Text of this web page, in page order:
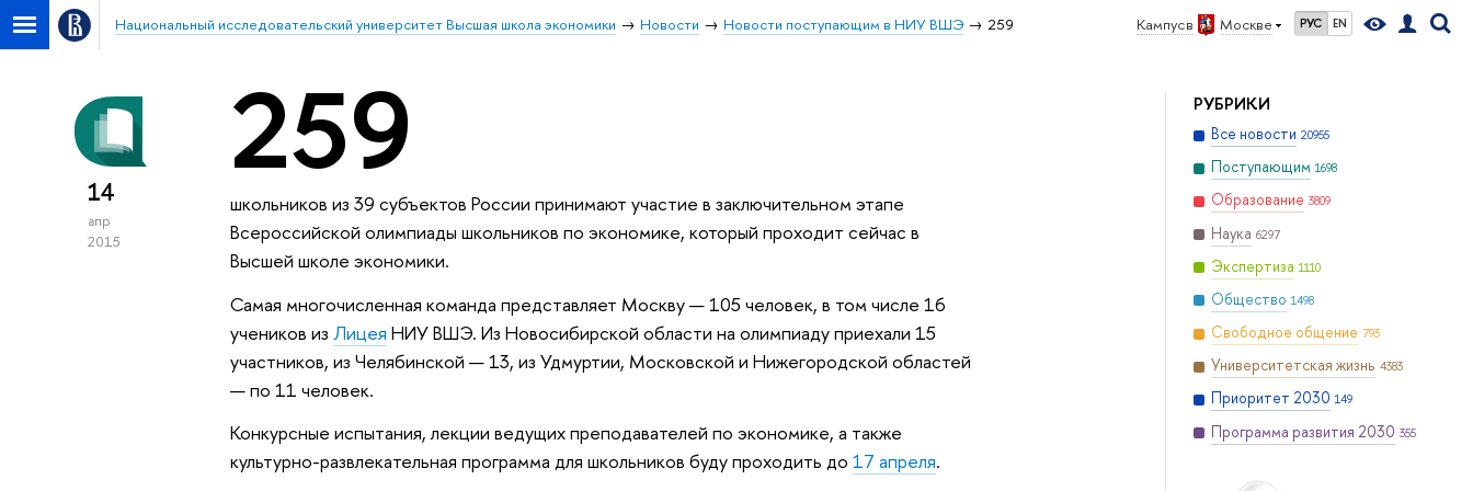
Кампус в Москве РУС EN
Национальный исследовательский университет Высшая школа экономики Новости Новости поступающим в НИУ ВШЭ 259
РУБРИКИ
Все новости 20955
Поступающим 1698
Образование 3809
Наука 6297
Экспертиза 1110
Общество 1498
Свободное общение 793
Университетская жизнь 4383
Приоритет 2030 149
Программа развития 2030 355
14
апр
2015
259
школьников из 39 субъектов России принимают участие в заключительном этапе
Всероссийской олимпиады школьников по экономике, который проходит сейчас в
Высшей школе экономики.
Самая многочисленная команда представляет Москву — 105 человек, в том числе 16
учеников из Лицея НИУ ВШЭ. Из Новосибирской области на олимпиаду приехали 15
участников, из Челябинской — 13, из Удмуртии, Московской и Нижегородской областей
— по 11 человек.
Конкурсные испытания, лекции ведущих преподавателей по экономике, а также
культурно-развлекательная программа для школьников буду проходить до 17 апреля.